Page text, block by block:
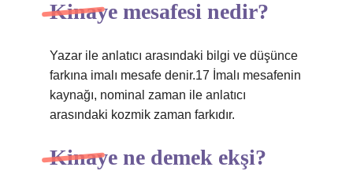
Kinaye mesafesi nedir?
Yazar ile anlatıcı arasındaki bilgi ve düşünce
farkına imalı mesafe denir.17 İmalı mesafenin
kaynağı, nominal zaman ile anlatıcı
arasındaki kozmik zaman farkıdır.
Kinaye ne demek ekşi?